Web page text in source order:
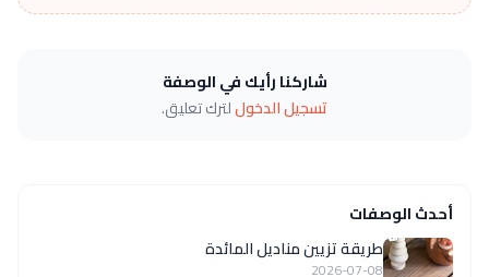
شاركنا رأيك في الوصفة
تسجيل الدخوللترك تعليق.
أحدث الوصفات
طريقة تزيين مناديل المائدة
2026-07-08